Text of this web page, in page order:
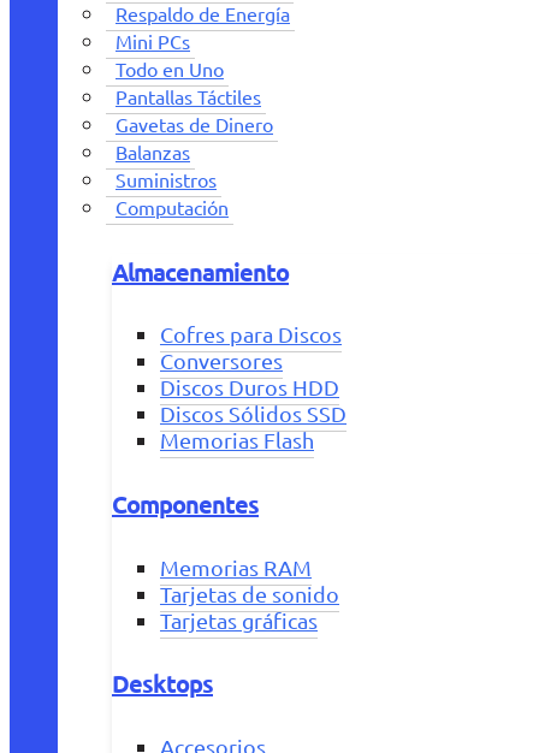
Respaldo de Energía
Mini PCs
Todo en Uno
Pantallas Táctiles
Gavetas de Dinero
Balanzas
Suministros
Computación
Almacenamiento
Cofres para Discos
Conversores
Discos Duros HDD
Discos Sólidos SSD
Memorias Flash
Componentes
Memorias RAM
Tarjetas de sonido
Tarjetas gráficas
Desktops
Accesorios